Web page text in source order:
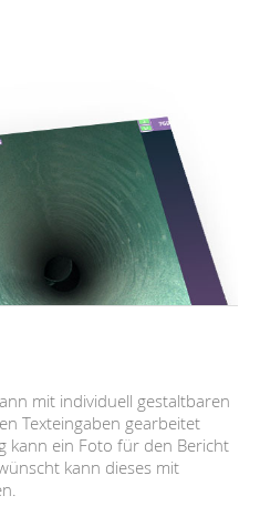
mit individuell gestaltbaren
Texteingaben gearbeitet
kann ein Foto für den Bericht
kann dieses mit